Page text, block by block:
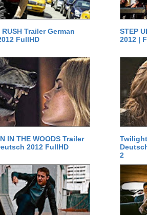
RUSH Trailer German
FullHD
STEP
2012 |
IN THE WOODS Trailer
2012 FullHD
2